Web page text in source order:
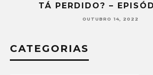
TÁ PERDIDO? –
OUTUBRO 14, 2022
CATEGORIAS